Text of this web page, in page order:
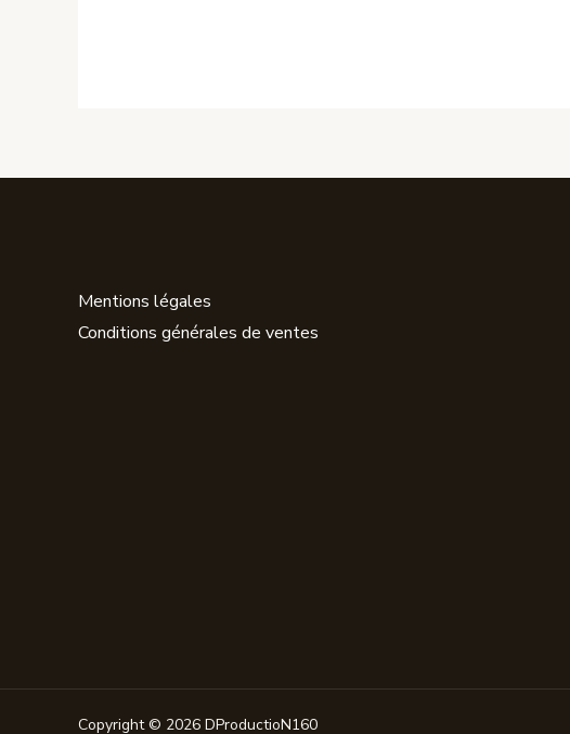
Mentions légales
Conditions générales de ventes
Copyright © 2026 DProductioN160